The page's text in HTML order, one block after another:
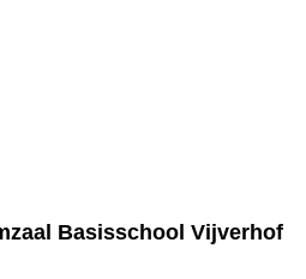
Basisschool Vijverhof